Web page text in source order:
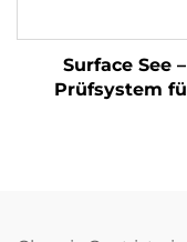
Surface See –
Prüfsystem